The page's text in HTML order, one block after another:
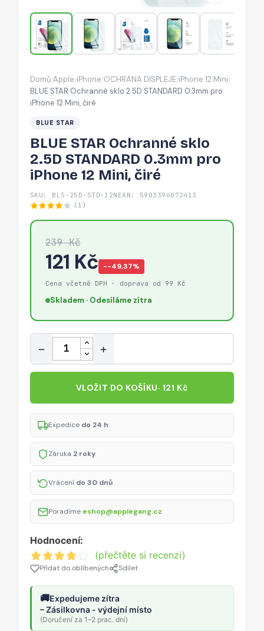
0.3mm
pro
iPhone
12
čiré
Domů/Apple/iPhone/OCHRANA DISPLEJE/iPhone 12 Mini/
BLUE STAR Ochranné sklo 2.5D STANDARD 0.3mm pro
iPhone 12 Mini, čiré
BLUE STAR
BLUE STAR Ochranné sklo
2.5D STANDARD 0.3mm pro
iPhone 12 Mini, čiré
SKU: BLS-25D-STD-12N EAN: 5903396072413
(1)
239 Kč
121 Kč −-49,37%
Cena včetně DPH · doprava od 99 Kč
Skladem · Odesíláme zítra
Množství
− +
VLOŽIT DO KOŠÍKU· 121 Kč
Expedice do 24 h
Záruka 2 roky
Vrácení do 30 dnů
Poradíme eshop@applegang.cz
Hodnocení:
(přečtěte si recenzi)
Přidat do oblíbených Sdílet
🚚Expedujeme zítra
– Zásilkovna - výdejní místo
(Doručení za 1–2 prac. dní)